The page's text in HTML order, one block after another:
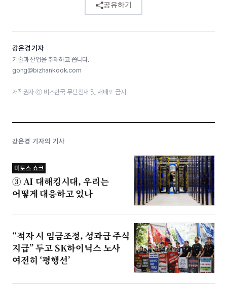
공유하기
강은경 기자
기술과 산업을 취재하고 씁니다.
gong@bizhankook.com
저작권자 ⓒ 비즈한국 무단전재 및 재배포 금지
강은경 기자의 기사
미토스 쇼크
③ AI 대해킹시대, 우리는
어떻게 대응하고 있나
“적자 시 임금조정, 성과급 주식
지급” 두고 SK하이닉스 노사
여전히 ‘평행선’